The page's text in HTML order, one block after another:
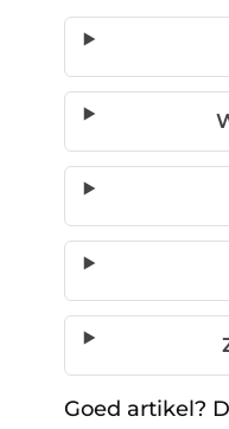
Goed artikel?